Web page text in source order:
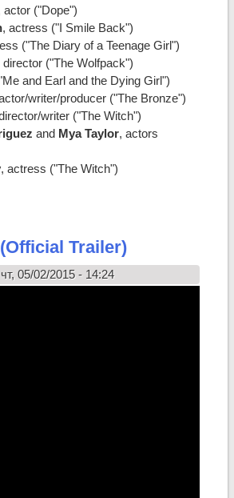
actor ("Dope")
, actress ("I Smile Back")
("The Diary of a Teenage Girl")
director ("The Wolfpack")
and Earl and the Dying Girl")
writer/producer ("The Bronze")
writer ("The Witch")
and Mya Taylor, actors
, actress ("The Witch")
Trailer)
05/02/2015 - 14:24